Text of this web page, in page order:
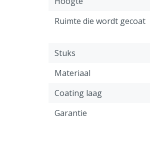
Ruimte die wordt gecoat
Stuks
Materiaal
Coating laag
Garantie